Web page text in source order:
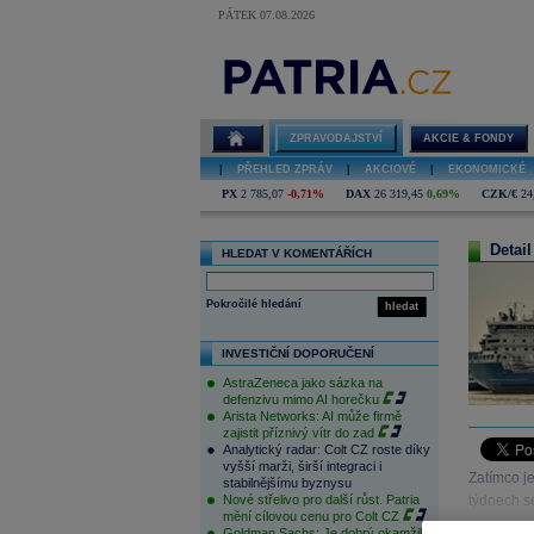
PÁTEK 07.08.2026
ZPRAVODAJSTVÍ AKCIE & FONDY
PŘEHLED ZPRÁV AKCIOVÉ EKONOMICKÉ
PX 2 785,07 -0,71% DAX 26 319,45 0,69% CZK/€
HLEDAT V KOMENTÁŘÍCH
hledat
Pokročilé hledání
INVESTIČNÍ DOPORUČENÍ
AstraZeneca jako sázka na
defenzivu mimo AI horečku
Arista Networks: AI může firmě
zajistit příznivý vítr do zad
Analytický radar: Colt CZ roste díky
vyšší marži, širší integraci i
stabilnějšímu byznysu
Nové střelivo pro další růst. Patria
mění cílovou cenu pro Colt CZ
Zatímco
týdnech